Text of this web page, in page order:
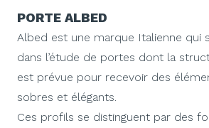
PORTE ALBED
Albed est une marque Italienne qui
dans l’étude de portes dont la
est prévue pour recevoir des
sobres et élégants.
Ces profils se distinguent par des